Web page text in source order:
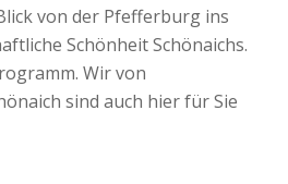
von der Pfefferburg ins
Schönheit Schönaichs.
Wir von
sind auch hier für Sie